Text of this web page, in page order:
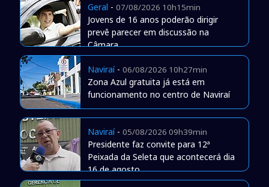
Geral - 07/08/2026 10h15min
Jovens de 16 anos poderão dirigir
prevê parecer em discussão na
Câmara
Naviraí- 06/08/2026 10h27min
Zona Azul gratuita já está em
funcionamento no centro de Naviraí
Naviraí- 05/08/2026 09h39min
Presidente faz convite para 12ª
Peixada da Seleta que acontecerá dia
16 de agosto